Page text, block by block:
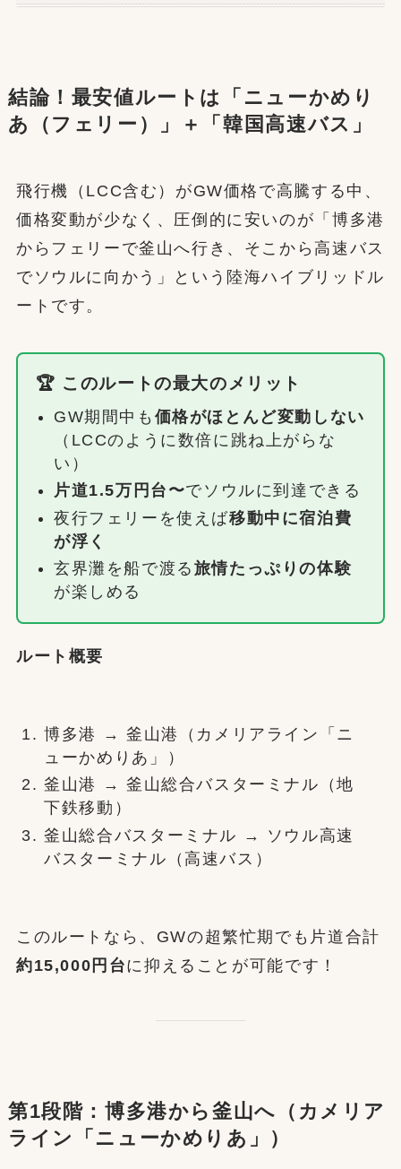
結論！最安値ルートは「ニューかめり
あ（フェリー）」＋「韓国高速バス」
飛行機（LCC含む）がGW価格で高騰する中、
価格変動が少なく、圧倒的に安いのが「博多港
からフェリーで釜山へ行き、そこから高速バス
でソウルに向かう」という陸海ハイブリッドル
ートです。
🏆 このルートの最大のメリット
GW期間中も 価格がほとんど変動しない
（LCCのように数倍に跳ね上がらな
い）
片道1.5万円台〜でソウルに到達できる
夜行フェリーを使えば移動中に宿泊費
が浮く
玄界灘を船で渡る 旅情たっぷりの体験
が楽しめる
ルート概要
博多港 → 釜山港（カメリアライン「ニ
ューかめりあ」）
釜山港 → 釜山総合バスターミナル（地
下鉄移動）
釜山総合バスターミナル → ソウル高速
バスターミナル（高速バス）
このルートなら、GWの超繁忙期でも片道合計
約15,000円台に抑えることが可能です！
第1段階：博多港から釜山へ（カメリア
ライン「ニューかめりあ」）